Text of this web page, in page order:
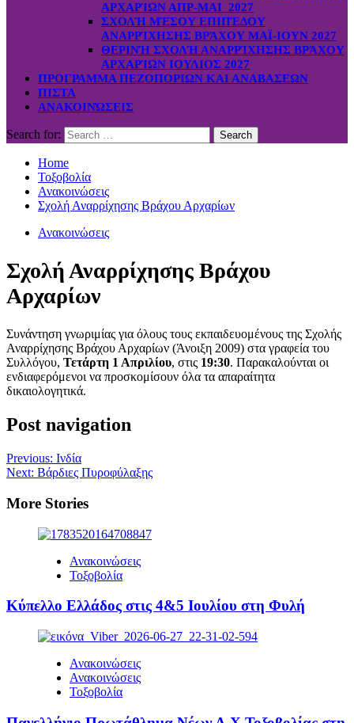
ΑΡΧΑΡΊΩΝ ΑΠΡ-ΜΑΙ 2027
ΣΧΟΛΉ ΜΈΣΟΥ ΕΠΙΠΈΔΟΥ
ΑΝΑΡΡΊΧΗΣΗΣ ΒΡΆΧΟΥ ΜΑΪ-ΙΟΥΝ 2027
ΘΕΡΙΝΉ ΣΧΟΛΉ ΑΝΑΡΡΊΧΗΣΗΣ ΒΡΆΧΟΥ
ΑΡΧΑΡΊΩΝ ΙΟΥΛΙΟΣ 2027
ΠΡΟΓΡΑΜΜΑ ΠΕΖΟΠΟΡΙΩΝ ΚΑΙ ΑΝΑΒΑΣΕΩΝ
ΠΙΣΤΑ
ΑΝΑΚΟΙΝΏΣΕΙΣ
Search for:
Home
Τοξοβολία
Ανακοινώσεις
Σχολή Αναρρίχησης Βράχου Αρχαρίων
Ανακοινώσεις
Σχολή Αναρρίχησης Βράχου
Αρχαρίων
Συνάντηση γνωριμίας για όλους τους εκπαιδευομένους της Σχολής
Αναρρίχησης Βράχου Αρχαρίων (Άνοιξη 2009) στα γραφεία του
Συλλόγου, Τετάρτη 1 Απριλίου, στις 19:30. Παρακαλούνται οι
ενδιαφερόμενοι να προσκομίσουν όλα τα απαραίτητα
δικαιολογητικά.
Post navigation
Previous: Ινδία
Next: Βάρδιες Πυροφύλαξης
More Stories
Ανακοινώσεις
Τοξοβολία
Κύπελλο Ελλάδος στις 4&5 Ιουλίου στη Φυλή
Ανακοινώσεις
Ανακοινώσεις
Τοξοβολία